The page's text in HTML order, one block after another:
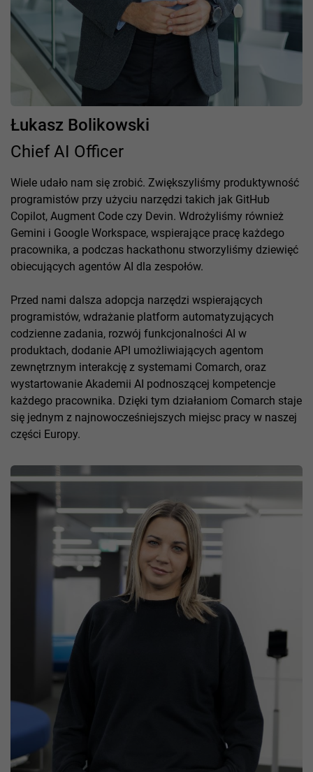
Łukasz Bolikowski
Chief AI Officer
Wiele udało nam się zrobić. Zwiększyliśmy produktywność
programistów przy użyciu narzędzi takich jak GitHub
Copilot, Augment Code czy Devin. Wdrożyliśmy również
Gemini i Google Workspace, wspierające pracę każdego
pracownika, a podczas hackathonu stworzyliśmy dziewięć
obiecujących agentów AI dla zespołów.
Przed nami dalsza adopcja narzędzi wspierających
programistów, wdrażanie platform automatyzujących
codzienne zadania, rozwój funkcjonalności AI w
produktach, dodanie API umożliwiających agentom
zewnętrznym interakcję z systemami Comarch, oraz
wystartowanie Akademii AI podnoszącej kompetencje
każdego pracownika. Dzięki tym działaniom Comarch staje
się jednym z najnowocześniejszych miejsc pracy w naszej
części Europy.